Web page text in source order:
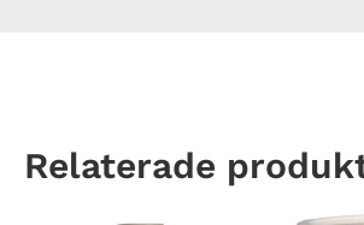
Relaterade